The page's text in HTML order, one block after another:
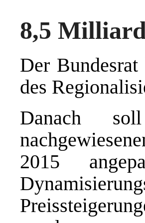
8,5
Der
des
Danach
2015